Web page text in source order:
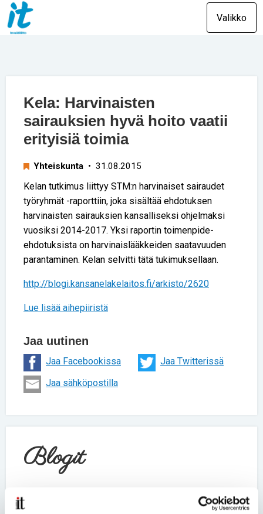
Valikko
Kela: Harvinaisten
sairauksien hyvä hoito vaatii
erityisiä toimia
Yhteiskunta • 31.08.2015
Kelan tutkimus liittyy STM:n harvinaiset sairaudet
työryhmät -raporttiin, joka sisältää ehdotuksen
harvinaisten sairauksien kansalliseksi ohjelmaksi
vuosiksi 2014-2017. Yksi raportin toimenpide-
ehdotuksista on harvinaislääkkeiden saatavuuden
parantaminen. Kelan selvitti tätä tukimuksellaan.
http://blogi.kansanelakelaitos.fi/arkisto/2620
Lue lisää aihepiiristä
Jaa uutinen
Jaa Facebookissa
Jaa Twitterissä
Jaa sähköpostilla
Blogit